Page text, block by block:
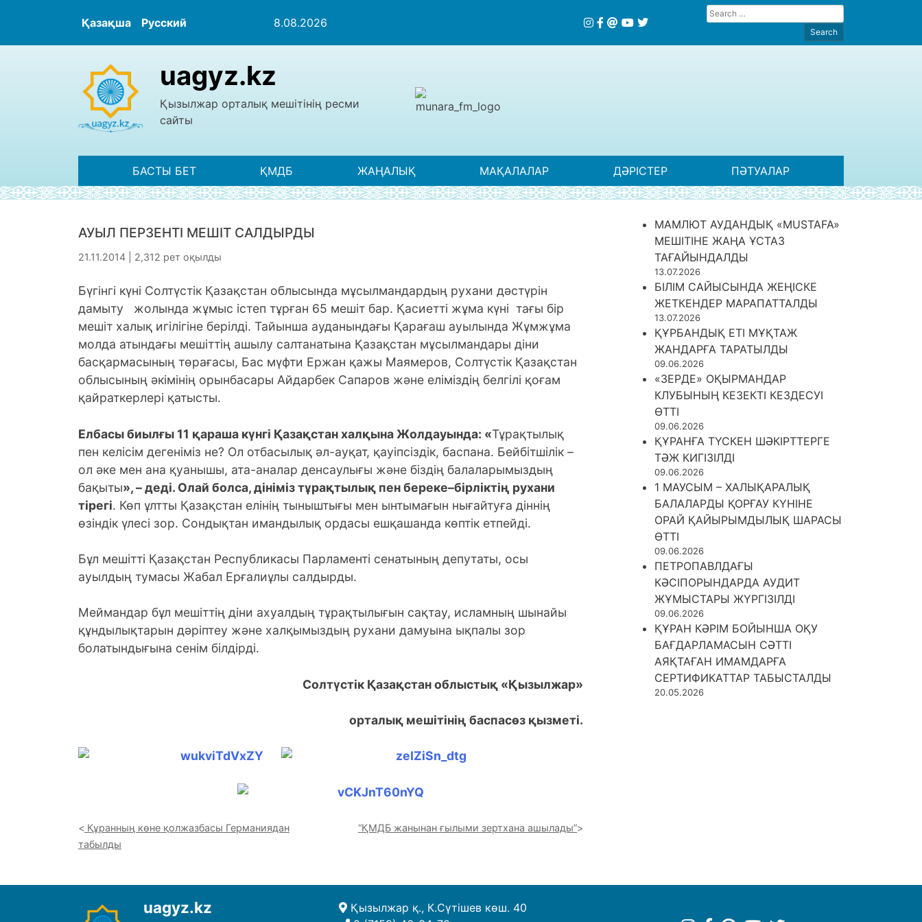
Қазақша Русский 8.08.2026
uagyz.kz
Қызылжар орталық мешітінің ресми
сайты
БАСТЫ БЕТ ҚМДБ ЖАҢАЛЫҚ МАҚАЛАЛАР ДӘРІСТЕР ПӘТУАЛАР
АУЫЛ ПЕРЗЕНТІ МЕШІТ САЛДЫРДЫ
21.11.2014 | 2,312 рет оқылды
Бүгінгі күні Солтүстік Қазақстан облысында мұсылмандардың рухани дәстүрін
дамыту жолында жұмыс істеп тұрған 65 мешіт бар. Қасиетті жұма күні тағы бір
мешіт халық игілігіне берілді. Тайынша ауданындағы Қарағаш ауылында Жұмжұма
молда атындағы мешіттің ашылу салтанатына Қазақстан мұсылмандары діни
басқармасының төрағасы, Бас мүфти Ержан қажы Маямеров, Солтүстік Қазақстан
облысының әкімінің орынбасары Айдарбек Сапаров және еліміздің белгілі қоғам
қайраткерлері қатысты.
Елбасы биылғы 11 қараша күнгі Қазақстан халқына Жолдауында: «Тұрақтылық
пен келісім дегеніміз не? Ол отбасылық әл-ауқат, қауіпсіздік, баспана. Бейбітшілік –
ол әке мен ана қуанышы, ата-аналар денсаулығы және біздің балаларымыздың
бақыты», – деді. Олай болса, дініміз тұрақтылық пен береке–бірліктің рухани
тірегі. Көп ұлтты Қазақстан елінің тыныштығы мен ынтымағын нығайтуға діннің
өзіндік үлесі зор. Сондықтан имандылық ордасы ешқашанда көптік етпейді.
Бұл мешітті Қазақстан Республикасы Парламенті сенатының депутаты, осы
ауылдың тумасы Жабал Ерғалиұлы салдырды.
Меймандар бұл мешіттің діни ахуалдың тұрақтылығын сақтау, исламның шынайы
құндылықтарын дәріптеу және халқымыздың рухани дамуына ықпалы зор
болатындығына сенім білдірді.
Солтүстік Қазақстан облыстық «Қызылжар»
орталық мешітінің баспасөз қызметі.
Құранның көне қолжазбасы Германиядан
табылды
“ҚМДБ жанынан ғылыми зертхана ашылады”
МАМЛЮТ АУДАНДЫҚ «MUSTAFA»
МЕШІТІНЕ ЖАҢА ҰСТАЗ
ТАҒАЙЫНДАЛДЫ
13.07.2026
БІЛІМ САЙЫСЫНДА ЖЕҢІСКЕ
ЖЕТКЕНДЕР МАРАПАТТАЛДЫ
13.07.2026
ҚҰРБАНДЫҚ ЕТІ МҰҚТАЖ
ЖАНДАРҒА ТАРАТЫЛДЫ
09.06.2026
«ЗЕРДЕ» ОҚЫРМАНДАР
КЛУБЫНЫҢ КЕЗЕКТІ КЕЗДЕСУІ
ӨТТІ
09.06.2026
ҚҰРАНҒА ТҮСКЕН ШӘКІРТТЕРГЕ
ТӘЖ КИГІЗІЛДІ
09.06.2026
1 МАУСЫМ – ХАЛЫҚАРАЛЫҚ
БАЛАЛАРДЫ ҚОРҒАУ КҮНІНЕ
ОРАЙ ҚАЙЫРЫМДЫЛЫҚ ШАРАСЫ
ӨТТІ
09.06.2026
ПЕТРОПАВЛДАҒЫ
КӘСІПОРЫНДАРДА АУДИТ
ЖҰМЫСТАРЫ ЖҮРГІЗІЛДІ
09.06.2026
ҚҰРАН КӘРІМ БОЙЫНША ОҚУ
БАҒДАРЛАМАСЫН СӘТТІ
АЯҚТАҒАН ИМАМДАРҒА
СЕРТИФИКАТТАР ТАБЫСТАЛДЫ
20.05.2026
uagyz.kz
Қызылжар қ., К.Сүтішев көш. 40